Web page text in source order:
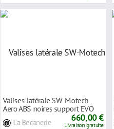
Valises latérale SW-Motech
Aero ABS noires support EVO
La Bécanerie 660,00 €
Livraison gratuite